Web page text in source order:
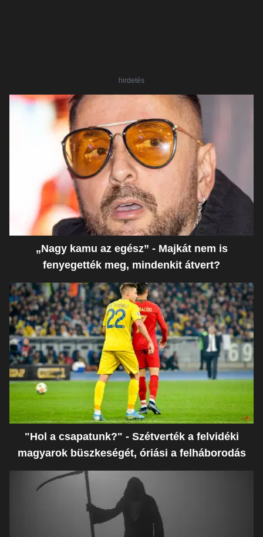
hirdetés
„Nagy kamu az egész” - Majkát nem is
fenyegették meg, mindenkit átvert?
"Hol a csapatunk?" - Szétverték a felvidéki
magyarok büszkeségét, óriási a felháborodás